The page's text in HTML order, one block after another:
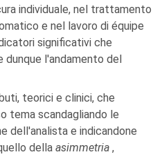
individuale, nel trattamento
e nel lavoro di équipe
significativi che
dunque l'andamento del
teorici e clinici, che
tema scandagliando le
dell'analista e indicandone
della asimmetria ,